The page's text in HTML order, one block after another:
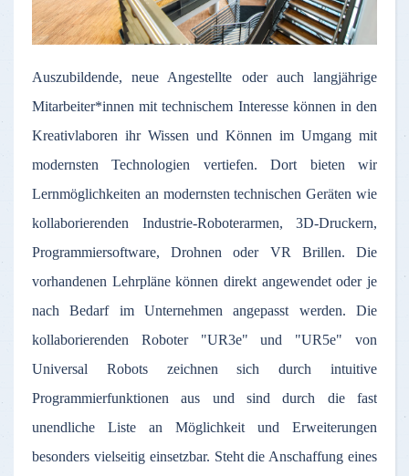
Auszubildende, neue Angestellte oder auch langjährige
Mitarbeiter*innen mit technischem Interesse können in den
Kreativlaboren ihr Wissen und Können im Umgang mit
modernsten Technologien vertiefen. Dort bieten wir
Lernmöglichkeiten an modernsten technischen Geräten wie
kollaborierenden Industrie-Roboterarmen, 3D-Druckern,
Programmiersoftware, Drohnen oder VR Brillen. Die
vorhandenen Lehrpläne können direkt angewendet oder je
nach Bedarf im Unternehmen angepasst werden. Die
kollaborierenden Roboter "UR3e" und "UR5e" von
Universal Robots zeichnen sich durch intuitive
Programmierfunktionen aus und sind durch die fast
unendliche Liste an Möglichkeit und Erweiterungen
besonders vielseitig einsetzbar. Steht die Anschaffung eines